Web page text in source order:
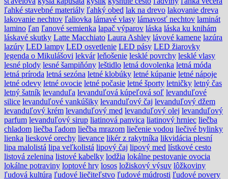
ľahké stavebné materiály ľahký obed lak na drevo lakovanie dreva
lakovanie nechtov ľaliovka lámavé vlasy lámavosť nechtov laminát
lamino ľan ľanové semienka lapač výparov láska láska ku knihám
láskavé skutky Latte Macchiato Laura Ashley lávové kamene lazúra
lazúry LED lampy LED osvetlenie LED pásy LED žiarovky
legenda o Mikulášovi lekvár leňošenie lesklé povrchy lesklé vlasy
lesné plody lesné šampiňóny leštidlo letná dovolenka letná móda
letná príroda letná sezóna letné klobúky letné kúpanie letné nápoje
letné odevy letné ovocie letné počasie letné športy letničky letný čas
letný šatník levanduľa levanduľová kúpeľová soľ levanduľové
silice levanduľové vankúšiky levanduľový čaj levanduľový džem
levanduľový krém levanduľový med levanduľový olej levanduľový
parfum levanduľový sirup liatinová panvica liatinový hrniec liečba
chladom liečba ľadom liečba mrazom liečenie vodou liečivé bylinky
lienka lieskové orechy lievance likér z rakytníka likvidácia plesní
lipa malolistá lipa veľkolistá lipový čaj lipový med lístkové cesto
listová zelenina listové kabelky lodžia lokálne pestovanie ovocia
lokálne potraviny loptové hry losos ložiskový výsuv lôžkoviny
ľudová kultúra ľudové liečiteľstvo ľudové múdrosti ľudové povery